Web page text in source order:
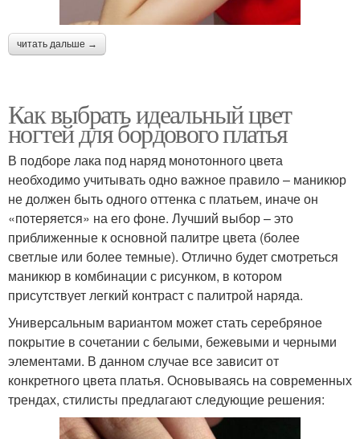
читать дальше →
Как выбрать идеальный цвет
ногтей для бордового платья
В подборе лака под наряд монотонного цвета
необходимо учитывать одно важное правило – маникюр
не должен быть одного оттенка с платьем, иначе он
«потеряется» на его фоне. Лучший выбор – это
приближенные к основной палитре цвета (более
светлые или более темные). Отлично будет смотреться
маникюр в комбинации с рисунком, в котором
присутствует легкий контраст с палитрой наряда.
Универсальным вариантом может стать серебряное
покрытие в сочетании с белыми, бежевыми и черными
элементами. В данном случае все зависит от
конкретного цвета платья. Основываясь на современных
трендах, стилисты предлагают следующие решения: